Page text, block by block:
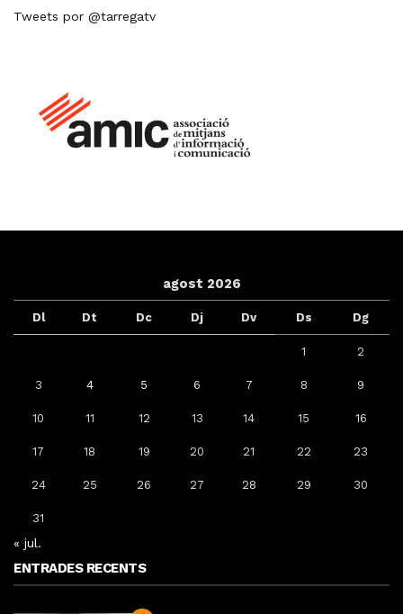
Tweets por @tarregatv
agost 2026
Dl Dt Dc Dj Dv Ds Dg
1 2
3 4 5 6 7 8 9
10 11 12 13 14 15 16
17 18 19 20 21 22 23
24 25 26 27 28 29 30
31
« jul.
ENTRADES RECENTS